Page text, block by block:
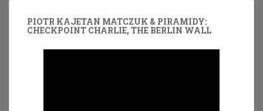
PIOTR KAJETAN MATCZUK & PIRAMIDY:
CHECKPOINT CHARLIE, THE BERLIN WALL